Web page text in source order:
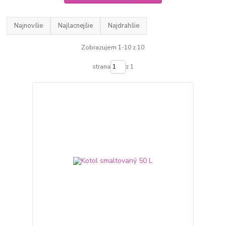
Najnovšie Najlacnejšie Najdrahšie
Zobrazujem 1-10 z 10
strana z 1